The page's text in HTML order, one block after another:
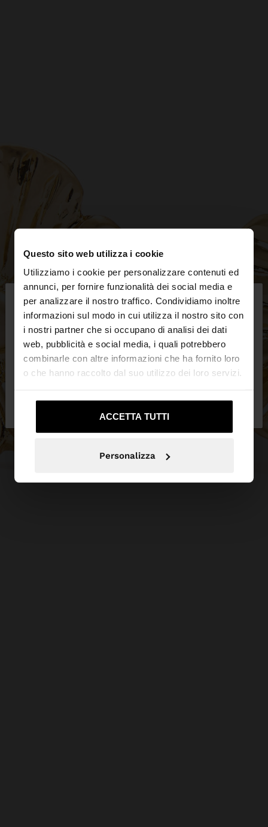
Questo sito web utilizza i cookie
Utilizziamo i cookie per personalizzare contenuti ed
annunci, per fornire funzionalità dei social media e
per analizzare il nostro traffico. Condividiamo inoltre
informazioni sul modo in cui utilizza il nostro sito con
i nostri partner che si occupano di analisi dei dati
web, pubblicità e social media, i quali potrebbero
combinarle con altre informazioni che ha fornito loro
o che hanno raccolto dal suo utilizzo dei loro servizi.
ACCETTA TUTTI
Personalizza
ciao ×
Stai accedendo al sito da Svizzera. Vuoi navigare
sul nostro sito United States?